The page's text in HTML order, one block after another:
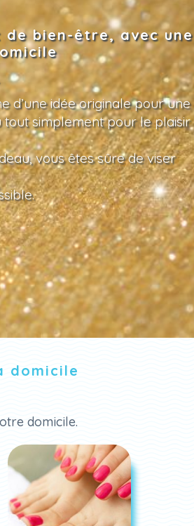
bien-être, avec une
d’une idée originale pour une
simplement pour le plaisir
vous êtes sûre de viser
domicile
domicile.